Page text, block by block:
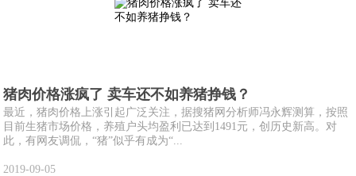
猪肉价格涨疯了 卖车还不如养猪挣钱？
最近，猪肉价格上涨引起广泛关注，据搜猪网分析师冯永辉测算，按照
目前生猪市场价格，养殖户头均盈利已达到1491元，创历史新高。对
此，有网友调侃，“猪”似乎有成为“...
2019-09-05